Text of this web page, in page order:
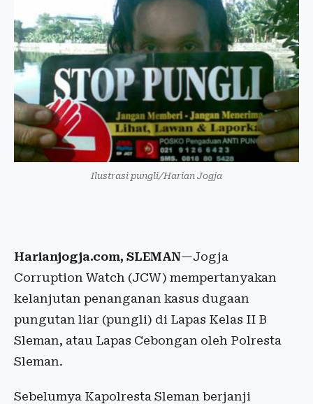
Ilustrasi pungli/Harian Jogja
Harianjogja.com, SLEMAN—Jogja
Corruption Watch (JCW) mempertanyakan
kelanjutan penanganan kasus dugaan
pungutan liar (pungli) di Lapas Kelas II B
Sleman, atau Lapas Cebongan oleh Polresta
Sleman.
Sebelumya Kapolresta Sleman berjanji